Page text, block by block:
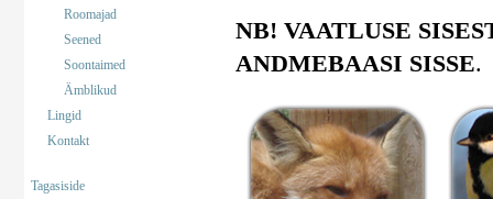
Roomajad
Seened
Soontaimed
Ämblikud
Lingid
Kontakt
Tagasiside
NB! VAATLUSE
ANDMEBAASI SISSE.